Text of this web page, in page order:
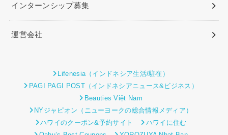
インターンシップ募集
運営会社
Lifenesia（インドネシア生活/駐在）
PAGI PAGI POST（インドネシアニュース&ビジネス）
Beauties Việt Nam
NYジャピオン（ニューヨークの総合情報メディア）
ハワイのクーポン&予約サイト
ハワイに住む